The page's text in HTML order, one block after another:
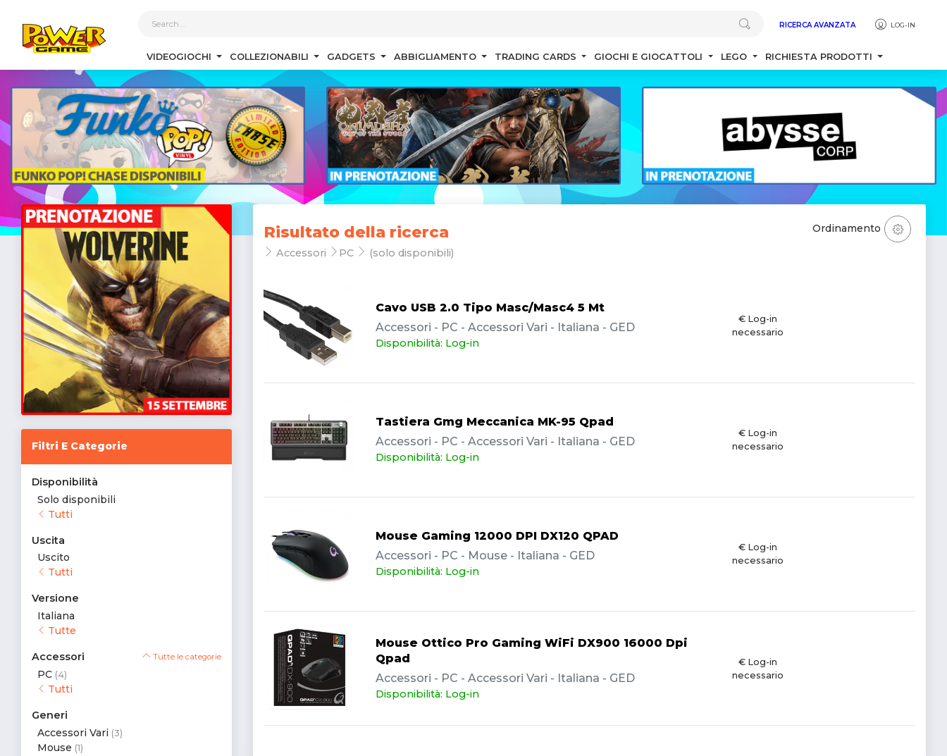
RICERCA AVANZATA LOG-IN
VIDEOGIOCHI COLLEZIONABILI GADGETS ABBIGLIAMENTO TRADING CARDS GIOCHI E GIOCATTOLI LEGO RICHIESTA PRODOTTI
Filtri E Categorie
Disponibilità
Solo disponibili
Tutti
Uscita
Uscito
Tutti
Versione
Italiana
Tutte
Accessori Tutte le categorie
PC (4)
Tutti
Generi
Accessori Vari (3)
Mouse (1)
Risultato della ricerca
Accessori PC (solo disponibili)
Ordinamento
Cavo USB 2.0 Tipo Masc/Masc4 5 Mt
Accessori - PC - Accessori Vari - Italiana - GED
Disponibilità: Log-in
€ Log-in
necessario
Tastiera Gmg Meccanica MK-95 Qpad
Accessori - PC - Accessori Vari - Italiana - GED
Disponibilità: Log-in
€ Log-in
necessario
Mouse Gaming 12000 DPI DX120 QPAD
Accessori - PC - Mouse - Italiana - GED
Disponibilità: Log-in
€ Log-in
necessario
Mouse Ottico Pro Gaming WiFi DX900 16000 Dpi
Qpad
Accessori - PC - Accessori Vari - Italiana - GED
Disponibilità: Log-in
€ Log-in
necessario